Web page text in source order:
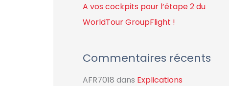
A vos cockpits pour l’étape 2 du
WorldTour GroupFlight !
Commentaires récents
AFR7018 dans Explications